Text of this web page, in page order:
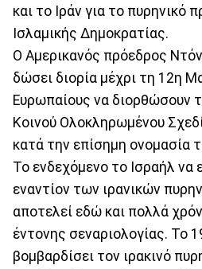
και το Ιράν για το πυρηνικό
Ισλαμικής Δημοκρατίας.
Ο Αμερικανός πρόεδρος
δώσει διορία μέχρι τη 12η
Ευρωπαίους να διορθώσουν
Κοινού Ολοκληρωμένου
κατά την επίσημη ονομασία
Το ενδεχόμενο το Ισραήλ να
εναντίον των ιρανικών
αποτελεί εδώ και πολλά
έντονης σεναριολογίας. Το
βομβαρδίσει τον ιρακινό